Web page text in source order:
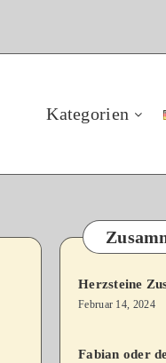
Kategorien
Herzsteine
Februar 14, 2024
Fabian oder